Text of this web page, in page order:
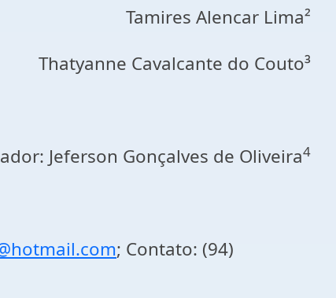
Tamires Alencar Lima²
Thatyanne Cavalcante do Couto³
Jeferson Gonçalves de Oliveira4
; Contato: (94)